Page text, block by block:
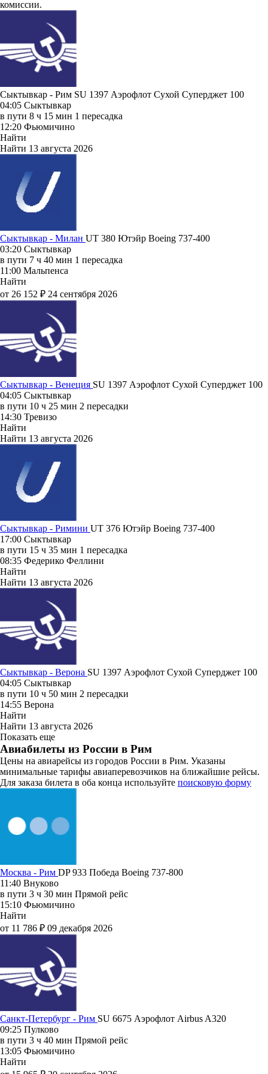
комиссии.
Сыктывкар - Рим SU 1397 Аэрофлот Сухой Суперджет 100
04:05 Сыктывкар
в пути 8 ч 15 мин 1 пересадка
12:20 Фьюмичино
Найти
Найти 13 августа 2026
Сыктывкар - Милан UT 380 Ютэйр Boeing 737-400
03:20 Сыктывкар
в пути 7 ч 40 мин 1 пересадка
11:00 Мальпенса
Найти
от 26 152 ₽ 24 сентября 2026
Сыктывкар - Венеция SU 1397 Аэрофлот Сухой Суперджет 100
04:05 Сыктывкар
в пути 10 ч 25 мин 2 пересадки
14:30 Тревизо
Найти
Найти 13 августа 2026
Сыктывкар - Римини UT 376 Ютэйр Boeing 737-400
17:00 Сыктывкар
в пути 15 ч 35 мин 1 пересадка
08:35 Федерико Феллини
Найти
Найти 13 августа 2026
Сыктывкар - Верона SU 1397 Аэрофлот Сухой Суперджет 100
04:05 Сыктывкар
в пути 10 ч 50 мин 2 пересадки
14:55 Верона
Найти
Найти 13 августа 2026
Показать еще
Авиабилеты из России в Рим
Цены на авиарейсы из городов России в Рим. Указаны
минимальные тарифы авиаперевозчиков на ближайшие рейсы.
Для заказа билета в оба конца используйте поисковую форму
Москва - Рим DP 933 Победа Boeing 737-800
11:40 Внуково
в пути 3 ч 30 мин Прямой рейс
15:10 Фьюмичино
Найти
от 11 786 ₽ 09 декабря 2026
Санкт-Петербург - Рим SU 6675 Аэрофлот Airbus A320
09:25 Пулково
в пути 3 ч 40 мин Прямой рейс
13:05 Фьюмичино
Найти